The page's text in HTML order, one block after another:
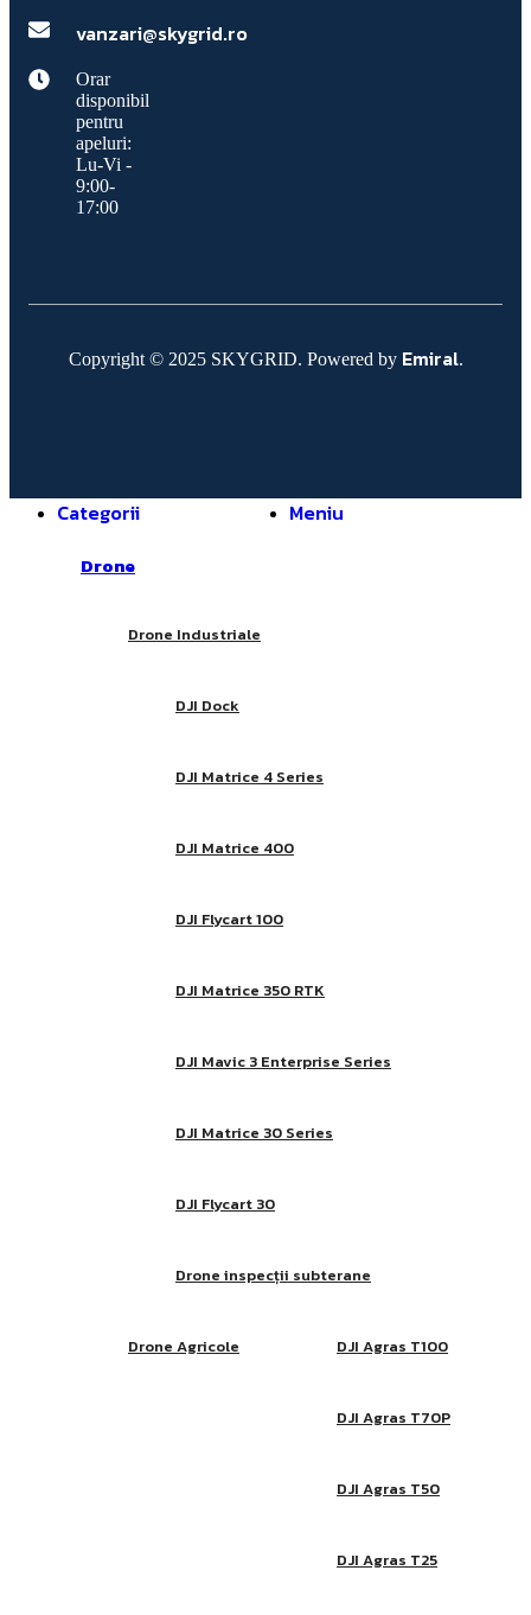
vanzari@skygrid.ro
Orar
disponibil
pentru
apeluri:
Lu-Vi -
9:00-
17:00
Copyright © 2025 SKYGRID. Powered by Emiral.
Meniu
Categorii
Drone
Drone Industriale
DJI Dock
DJI Matrice 4 Series
DJI Matrice 400
DJI Flycart 100
DJI Matrice 350 RTK
DJI Mavic 3 Enterprise Series
DJI Matrice 30 Series
DJI Flycart 30
Drone inspecții subterane
Drone Agricole DJI Agras T100
DJI Agras T70P
DJI Agras T50
DJI Agras T25